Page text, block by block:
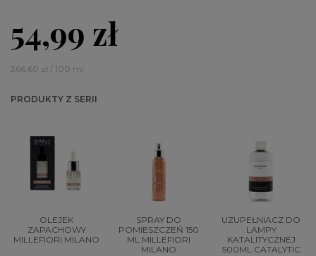
54,99 zł
366,60 zł / 100 ml
PRODUKTY Z SERII
OLEJEK
ZAPACHOWY
MILLEFIORI MILANO
SPRAY DO
POMIESZCZEŃ 150
ML MILLEFIORI
MILANO
UZUPEŁNIACZ DO
LAMPY
KATALITYCZNEJ
500ML CATALYTIC